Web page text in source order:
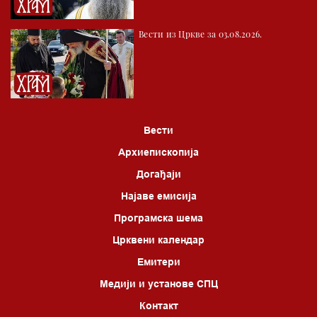
04.00 Врлинослов
05.00 Питања и одговори
06.00 Црквена предавања и трибине
Вести из Цркве за 03.08.2026.
Вести
Архиепископија
Догађаји
Најаве емисија
Програмска шема
Црквени календар
Емитери
Медији и установе СПЦ
Контакт